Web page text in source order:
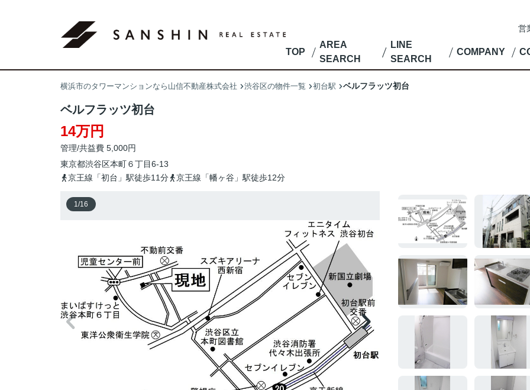
営
TOP
AREA
SEARCH
LINE
SEARCH
COMPANY
横浜市のタワーマンションなら山信不動産株式会社 渋谷区の物件一覧 初台駅 ベルフラッツ初台
ベルフラッツ初台
14万円
管理/共益費 5,000円
東京都渋谷区本町６丁目6-13
京王線「初台」駅徒歩11分
京王線「幡ヶ谷」駅徒歩12分
1/16